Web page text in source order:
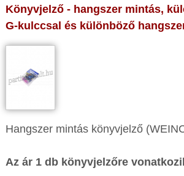
Könyvjelző - hangszer mintás,
G-kulccsal és különböző
Hangszer mintás könyvjelző
Az ár 1 db könyvjelzőre